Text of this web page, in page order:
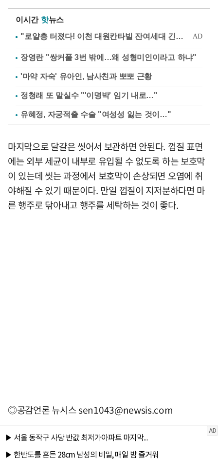
이시간 핫뉴스
장영란 "쌍커풀 3번 밖에…왜 성형미인이라고 하냐"
'마약 자숙' 유아인, 남사친과 뽀뽀 근황
정청래 또 말실수 "'이명박' 임기 내로…"
유혜정, 자궁적출 수술 "여성성 잃는 것이…"
마지막으로 달걀은 씻어서 보관하면 안된다. 껍질 표면
에는 외부 세균이 내부로 유입될 수 없도록 하는 보호막
이 있는데 씻는 과정에서 보호막이 손상되면 오염에 취
야해질 수 있기 때문이다. 만일 껍질이 지저분하다면 마
른 행주로 닦아내고 행주를 세탁하는 것이 좋다.
◎공감언론 뉴시스sen1043@newsis.com